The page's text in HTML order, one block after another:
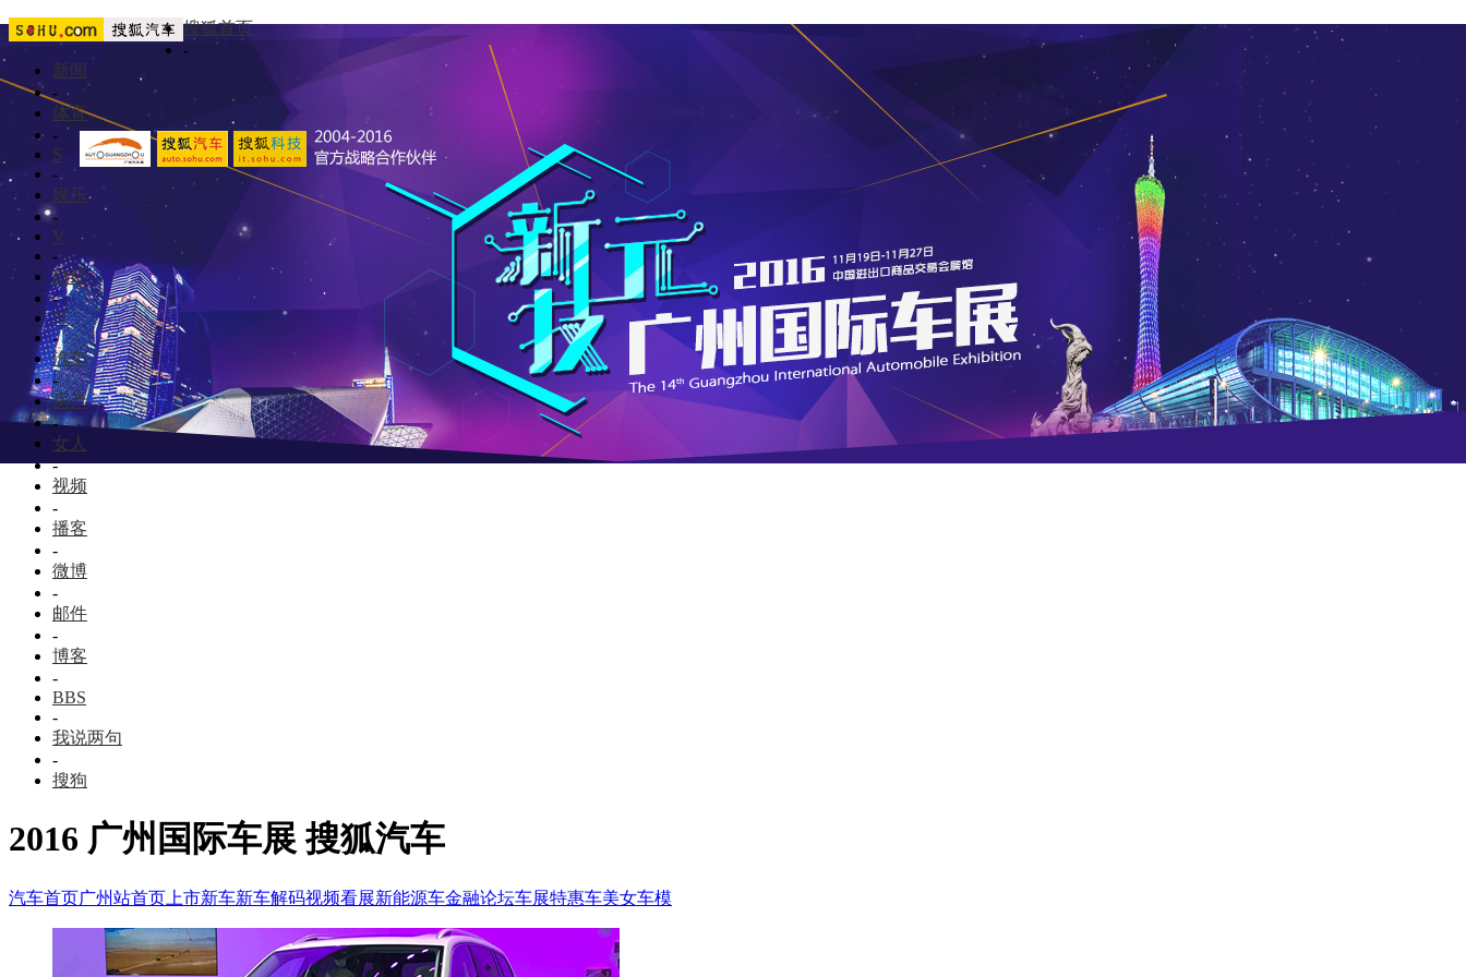
搜狐首页
-
新闻
-
体育
-
S
-
娱乐
-
V
-
财经
-
IT
-
汽车
-
房产
-
女人
-
视频
-
播客
-
微博
-
邮件
-
博客
-
BBS
-
我说两句
-
搜狗
2016 广州国际车展 搜狐汽车
汽车首页广州站首页 上市新车新车解码视频看展新能源车金融论坛车展特惠车美女车模